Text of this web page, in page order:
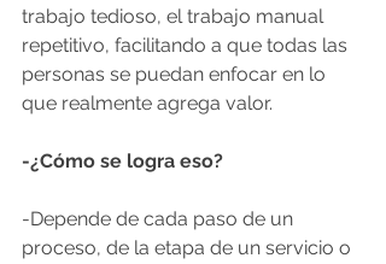
trabajo tedioso, el trabajo manual
repetitivo, facilitando a que todas las
personas se puedan enfocar en lo
que realmente agrega valor.
-¿Cómo se logra eso?
-Depende de cada paso de un
proceso, de la etapa de un servicio o